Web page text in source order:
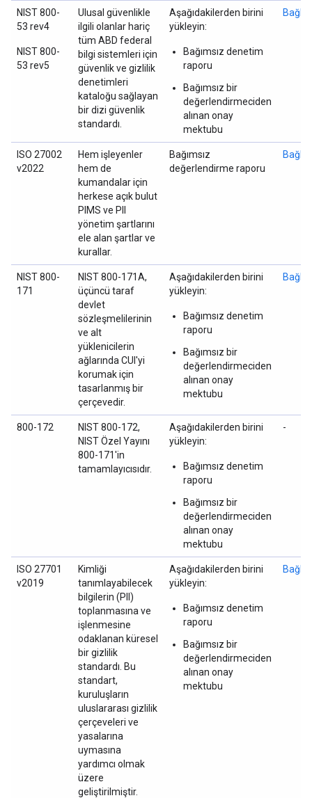
NIST 800-
53 rev4
NIST 800-
53 rev5
Ulusal güvenlikle
ilgili olanlar hariç
tüm ABD federal
bilgi sistemleri için
güvenlik ve gizlilik
denetimleri
kataloğu sağlayan
bir dizi güvenlik
standardı.
Aşağıdakilerden birini
yükleyin:
Bağımsız denetim
raporu
Bağımsız bir
değerlendirmeciden
alınan onay
mektubu
ISO 27002
v2022
Hem işleyenler
hem de
kumandalar için
herkese açık bulut
PIMS ve PII
yönetim şartlarını
ele alan şartlar ve
kurallar.
Bağımsız
değerlendirme raporu
NIST 800-
171
NIST 800-171A,
üçüncü taraf
devlet
sözleşmelilerinin
ve alt
yüklenicilerin
ağlarında CUI'yi
korumak için
tasarlanmış bir
çerçevedir.
Aşağıdakilerden birini
yükleyin:
Bağımsız denetim
raporu
Bağımsız bir
değerlendirmeciden
alınan onay
mektubu
800-172
NIST 800-172,
NIST Özel Yayını
800-171'in
tamamlayıcısıdır.
Aşağıdakilerden birini
yükleyin:
Bağımsız denetim
raporu
Bağımsız bir
değerlendirmeciden
alınan onay
mektubu
-
ISO 27701
v2019
Kimliği
tanımlayabilecek
bilgilerin (PII)
toplanmasına ve
işlenmesine
odaklanan küresel
bir gizlilik
standardı. Bu
standart,
kuruluşların
uluslararası gizlilik
çerçeveleri ve
yasalarına
uymasına
yardımcı olmak
üzere
geliştirilmiştir.
Aşağıdakilerden birini
yükleyin:
Bağımsız denetim
raporu
Bağımsız bir
değerlendirmeciden
alınan onay
mektubu